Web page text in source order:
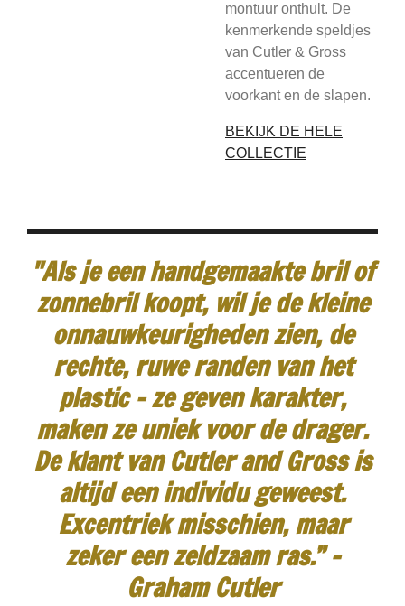
montuur onthult. De
kenmerkende speldjes
van Cutler & Gross
accentueren de
voorkant en de slapen.
BEKIJK DE HELE
COLLECTIE
"Als je een handgemaakte bril of
zonnebril koopt, wil je de kleine
onnauwkeurigheden zien, de
rechte, ruwe randen van het
plastic - ze geven karakter,
maken ze uniek voor de drager.
De klant van Cutler and Gross is
altijd een individu geweest.
Excentriek misschien, maar
zeker een zeldzaam ras.” -
Graham Cutler